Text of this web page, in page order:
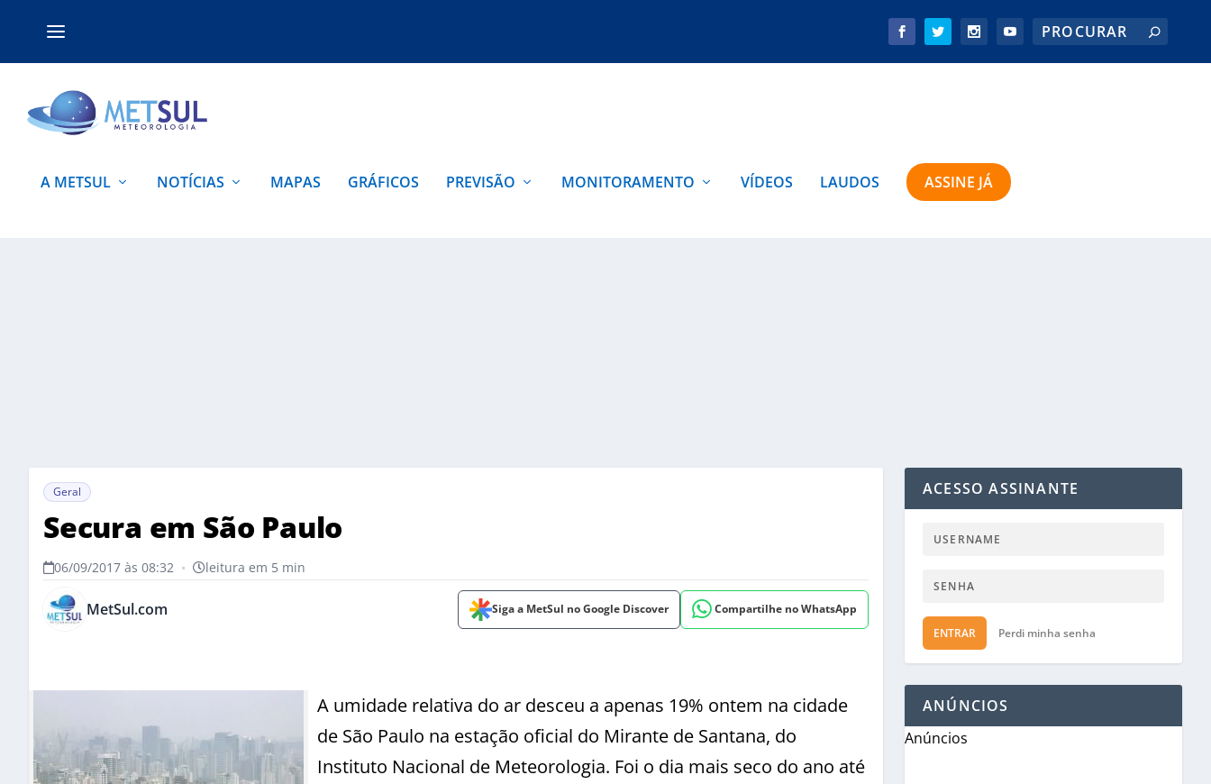
A METSUL NOTÍCIAS MAPAS GRÁFICOS PREVISÃO MONITORAMENTO VÍDEOS LAUDOS ASSINE JÁ
Geral
Secura em São Paulo
06/09/2017 às 08:32 • leitura em 5 min
MetSul.com Siga a MetSul no Google Discover Compartilhe no WhatsApp
A umidade relativa do ar desceu a apenas 19% ontem na cidade
de São Paulo na estação oficial do Mirante de Santana, do
Instituto Nacional de Meteorologia. Foi o dia mais seco do ano até
ACESSO ASSINANTE
ENTRAR Perdi minha senha
ANÚNCIOS
Anúncios